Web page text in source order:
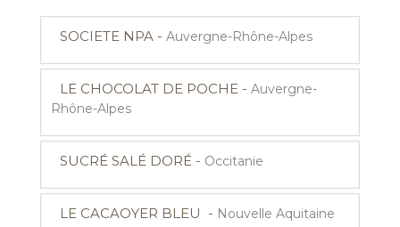
SOCIETE NPA - Auvergne-Rhône-Alpes
LE CHOCOLAT DE POCHE - Auvergne-
Rhône-Alpes
SUCRÉ SALÉ DORÉ - Occitanie
LE CACAOYER BLEU - Nouvelle Aquitaine